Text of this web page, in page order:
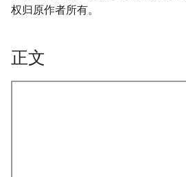
权归原作者所有。
正文